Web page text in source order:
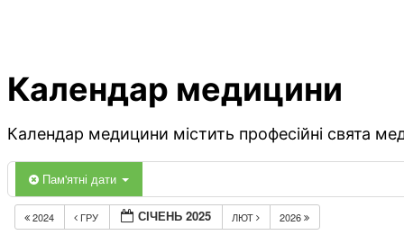
Календар медицини
Календар медицини містить професійні свята
Пам'ятні дати
2024 ГРУ СІЧЕНЬ 2025 ЛЮТ 2026